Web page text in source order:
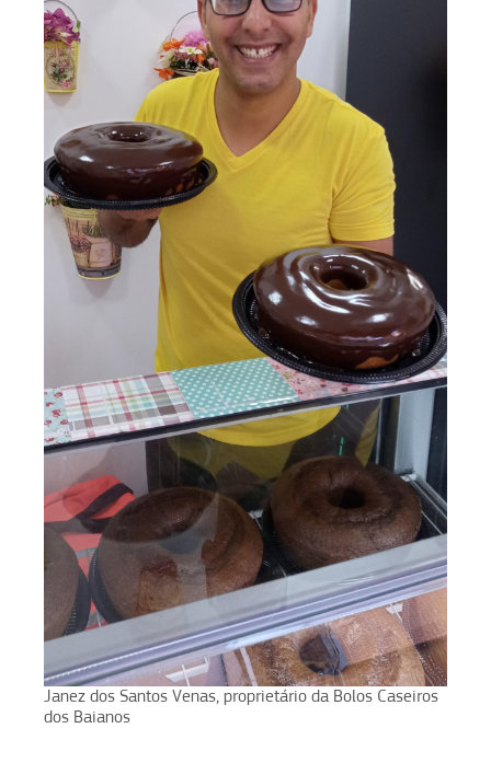
Janez dos Santos Venas, proprietário da Bolos Caseiros
dos Baianos